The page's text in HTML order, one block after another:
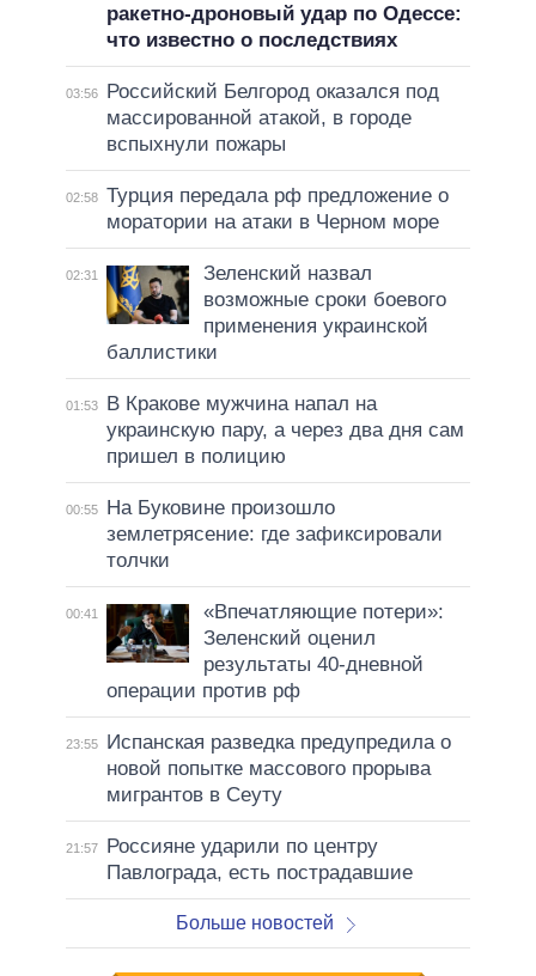
ракетно-дроновый удар по Одессе:
что известно о последствиях
03:56
Российский Белгород оказался под
массированной атакой, в городе
вспыхнули пожары
02:58 Турция передала рф предложение о
моратории на атаки в Черном море
02:31
Зеленский назвал
возможные сроки боевого
применения украинской
баллистики
01:53
В Кракове мужчина напал на
украинскую пару, а через два дня сам
пришел в полицию
00:55
На Буковине произошло
землетрясение: где зафиксировали
толчки
00:41
«Впечатляющие потери»:
Зеленский оценил
результаты 40-дневной
операции против рф
23:55
Испанская разведка предупредила о
новой попытке массового прорыва
мигрантов в Сеуту
21:57
Россияне ударили по центру
Павлограда, есть пострадавшие
Больше новостей